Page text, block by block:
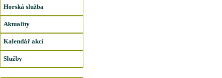
Horská služba
Aktuality
Kalendář akcí
Služby